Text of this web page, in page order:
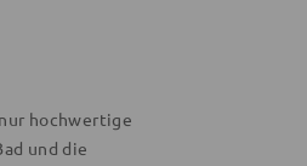
hochwertige
und die